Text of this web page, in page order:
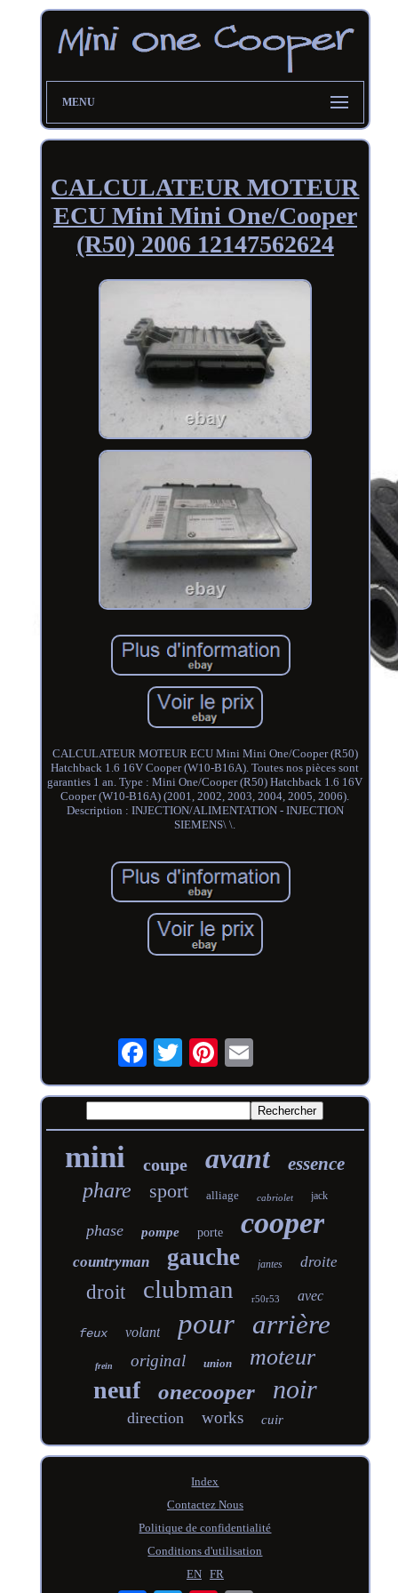
MENU
CALCULATEUR MOTEUR
ECU Mini Mini One/Cooper
(R50) 2006 12147562624
CALCULATEUR MOTEUR ECU Mini Mini One/Cooper (R50)
Hatchback 1.6 16V Cooper (W10-B16A). Toutes nos pièces sont
garanties 1 an. Type : Mini One/Cooper (R50) Hatchback 1.6 16V
Cooper (W10-B16A) (2001, 2002, 2003, 2004, 2005, 2006).
Description : INJECTION/ALIMENTATION - INJECTION
SIEMENS\ \.
mini coupe avant essence
phare sport alliage cabriolet jack
phase pompe porte cooper
countryman gauche jantes droite
droit clubman r50r53 avec
feux volant pour arrière
frein original union moteur
neuf onecooper noir
direction works cuir
Index
Contactez Nous
Politique de confidentialité
Conditions d'utilisation
EN
FR